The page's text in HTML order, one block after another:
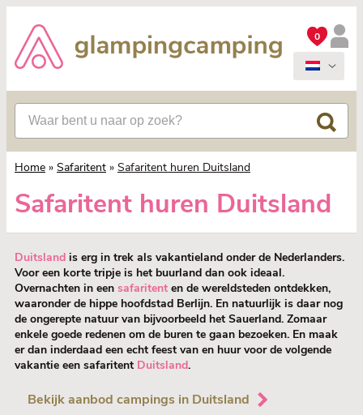
0
Home » Safaritent » Safaritent huren Duitsland
Safaritent huren Duitsland
Duitsland is erg in trek als vakantieland onder de Nederlanders.
Voor een korte tripje is het buurland dan ook ideaal.
Overnachten in een safaritent en de wereldsteden ontdekken,
waaronder de hippe hoofdstad Berlijn. En natuurlijk is daar nog
de ongerepte natuur van bijvoorbeeld het Sauerland. Zomaar
enkele goede redenen om de buren te gaan bezoeken. En maak
er dan inderdaad een echt feest van en huur voor de volgende
vakantie een safaritent Duitsland.
Bekijk aanbod campings in Duitsland